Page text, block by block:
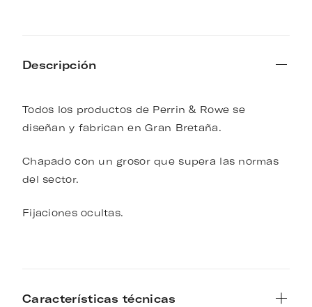
Descripción
Todos los productos de Perrin & Rowe se
diseñan y fabrican en Gran Bretaña.
Chapado con un grosor que supera las normas
del sector.
Fijaciones ocultas.
Características técnicas